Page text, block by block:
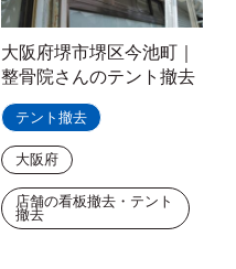
大阪府堺市堺区今池町｜
整骨院さんのテント撤去
テント撤去
大阪府
店舗の看板撤去・テント
撤去